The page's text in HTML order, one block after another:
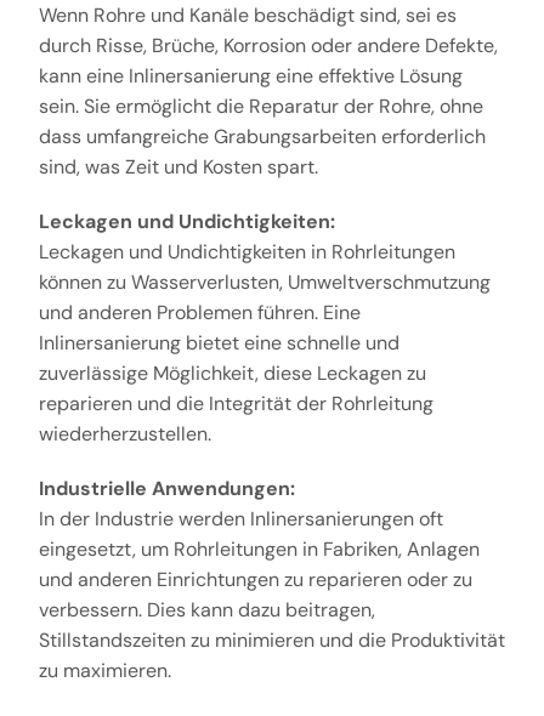
Wenn Rohre und Kanäle beschädigt sind, sei es
durch Risse, Brüche, Korrosion oder andere Defekte,
kann eine Inlinersanierung eine effektive Lösung
sein. Sie ermöglicht die Reparatur der Rohre, ohne
dass umfangreiche Grabungsarbeiten erforderlich
sind, was Zeit und Kosten spart.
Leckagen und Undichtigkeiten:
Leckagen und Undichtigkeiten in Rohrleitungen
können zu Wasserverlusten, Umweltverschmutzung
und anderen Problemen führen. Eine
Inlinersanierung bietet eine schnelle und
zuverlässige Möglichkeit, diese Leckagen zu
reparieren und die Integrität der Rohrleitung
wiederherzustellen.
Industrielle Anwendungen:
In der Industrie werden Inlinersanierungen oft
eingesetzt, um Rohrleitungen in Fabriken, Anlagen
und anderen Einrichtungen zu reparieren oder zu
verbessern. Dies kann dazu beitragen,
Stillstandszeiten zu minimieren und die Produktivität
zu maximieren.